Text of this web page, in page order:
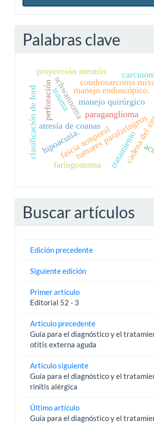
Palabras clave
schwannomaparaganglioma
tumores parafaríngeos
atresia de coanas
manejo quirúrgico
manejo endoscópico.
condrosarcoma
perforacióntrauma
hipoacusia.
fascia temporal
clasificación de ford tratamiento
proyección mentón
faringostoma
Buscar artículos
Edición precedente
Siguiente edición
Primer artículo
Editorial 52 - 3
Artículo precedente
Guía para el diagnóstico y el
otitis externa aguda
Artículo siguiente
Guía para el diagnóstico y el
rinitis alérgica
Último artículo
Guía para el diagnóstico y el